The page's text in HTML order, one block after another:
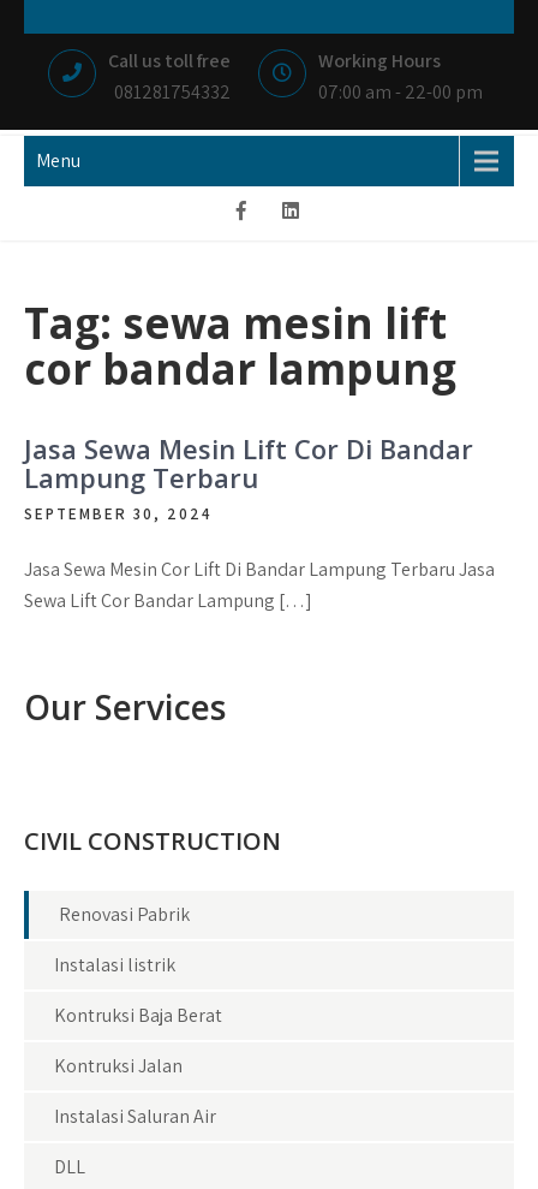
content
NIAGA BETON
MEMBANGUN NEGRI DENGAN IKHLAS HATI
Call us toll free
081281754332
Working Hours
07:00 am - 22-00 pm
Menu
Tag: sewa mesin lift
cor bandar lampung
Jasa Sewa Mesin Lift Cor Di Bandar
Lampung Terbaru
SEPTEMBER 30, 2024
Jasa Sewa Mesin Cor Lift Di Bandar Lampung Terbaru Jasa
Sewa Lift Cor Bandar Lampung […]
Our Services
CIVIL CONSTRUCTION
Renovasi Pabrik
Instalasi listrik
Kontruksi Baja Berat
Kontruksi Jalan
Instalasi Saluran Air
DLL